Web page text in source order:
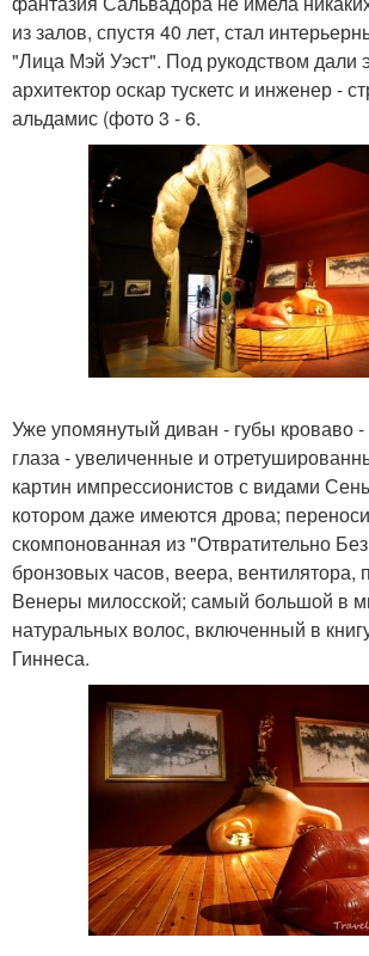
из залов, спустя 40 лет, стал
"Лица Мэй Уэст". Под рукодством дали
архитектор оскар тускетс и инженер -
альдамис (фото 3 - 6.
Уже упомянутый диван - губы кроваво -
глаза - увеличенные и
картин импрессионистов с видами
котором даже имеются дрова;
скомпонованная из "Отвратительно
бронзовых часов, веера, вентилятора,
Венеры милосской; самый большой в
натуральных волос, включенный в
Гиннеса.